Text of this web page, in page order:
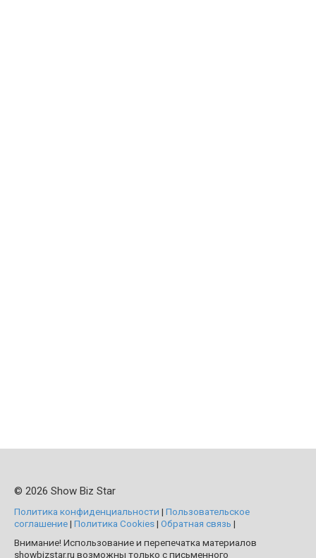
© 2026 Show Biz Star
Политика конфиденциальности | Пользовательское
соглашение| Политика Cookies| Обратная связь |
Внимание! Использование и перепечатка материалов
showbizstar.ru возможны только с письменного